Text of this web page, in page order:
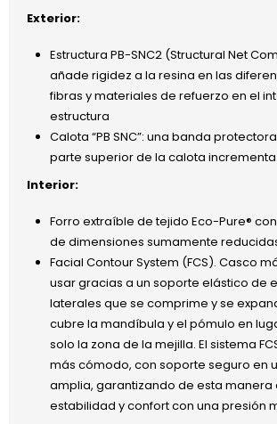
Exterior:
Estructura PB-SNC2 (Structural Net
añade rigidez a la resina en las
fibras y materiales de refuerzo en el
estructura
Calota “PB SNC”: una banda
parte superior de la calota
Interior:
Forro extraíble de tejido Eco-Pure®
de dimensiones sumamente
Facial Contour System (FCS). Casco
usar gracias a un soporte elástico de
laterales que se comprime y se
cubre la mandíbula y el pómulo en
solo la zona de la mejilla. El sistema
más cómodo, con soporte seguro en
amplia, garantizando de esta manera
estabilidad y confort con una presión